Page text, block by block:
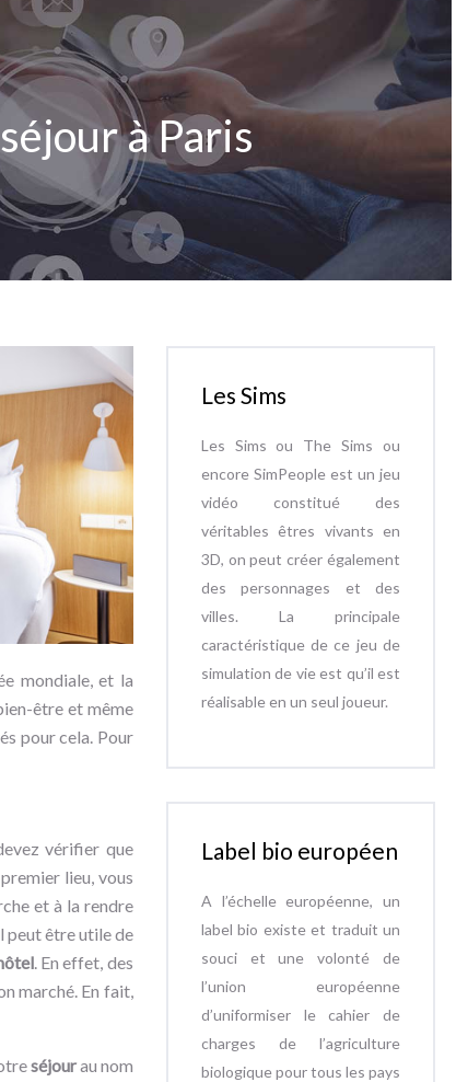
à Paris
mondiale, et la
être et même
pour cela. Pour
vérifier que
lieu, vous
et à la rendre
peut être utile de
. En effet, des
marché. En fait,
séjourau nom
Les Sims
Les Sims ou The Sims ou
encore SimPeople est un jeu
vidéo constitué des
véritables êtres vivants en
3D, on peut créer également
des personnages et des
villes. La principale
caractéristique de ce jeu de
simulation de vie est qu’il est
réalisable en un seul joueur.
Label bio européen
A l’échelle européenne, un
label bio existe et traduit un
souci et une volonté de
l’union européenne
d’uniformiser le cahier de
charges de l’agriculture
biologique pour tous les pays